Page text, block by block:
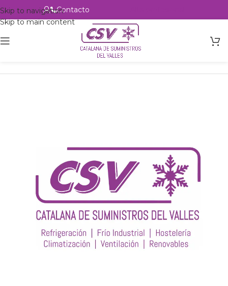
Skip to navigation
Skip to main content
Contacto
Intercambio